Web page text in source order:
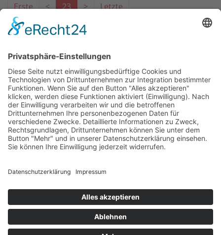
Erste < 23 > Letzte
Das Projekt zur Implementierung der Einheitlichen
Ansprechstellen für Arbeitgeber gemäß § 185a SGB IX in
Hessen wird gefördert aus Mitteln des LWV Hessen
Integrationsamtes. Das Projekt wird unter Einbindung
des Hessischen Ministeriums für Arbeit, Integration,
Jugend und Soziales von der Forschungsstelle des
Bildungswerks der Hessischen Wirtschaft e. V.
durchgeführt.